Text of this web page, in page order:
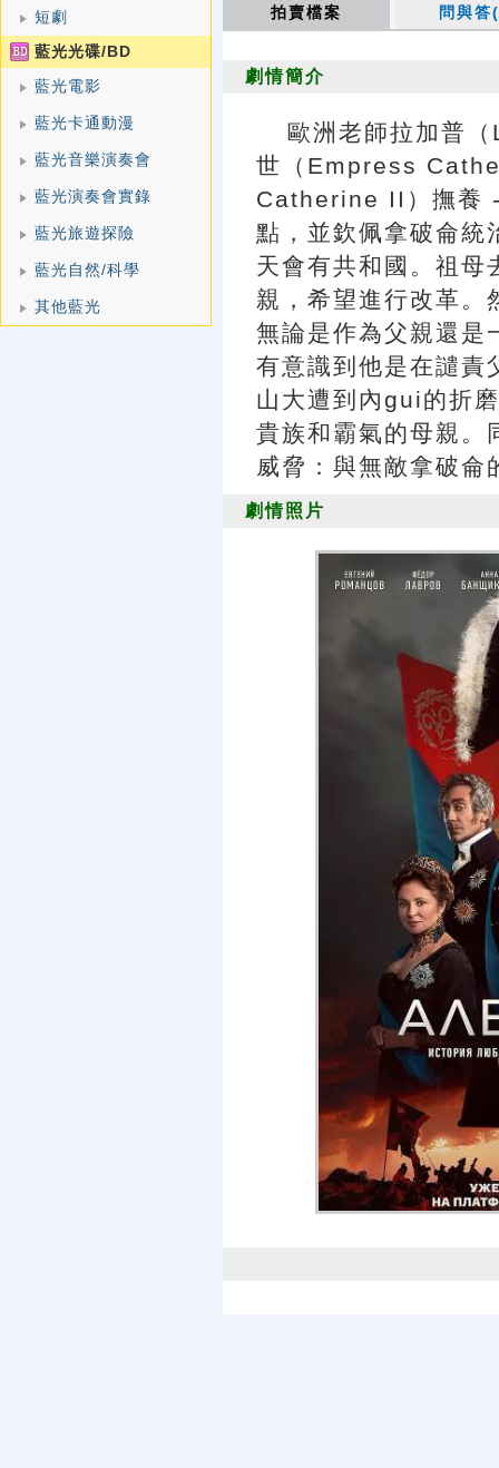
短劇
藍光光碟/BD
藍光電影
藍光卡通動漫
藍光音樂演奏會
藍光演奏會實錄
藍光旅遊探險
藍光自然/科學
其他藍光
拍賣檔案 問與
劇情簡介
歐洲老師拉加普
世（Empress
Catherine II）撫養
點，並欽佩拿破侖統
天會有共和國。祖母
親，希望進行改革。
無論是作為父親還是
有意識到他是在譴責
山大遭到內gui的折
貴族和霸氣的母親。
威脅：與無敵拿破侖
劇情照片